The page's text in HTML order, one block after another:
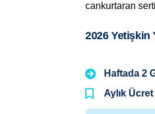
cankurtaran
2026 Yetişkin
Haftada 2
Aylık